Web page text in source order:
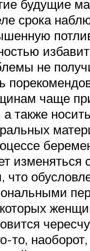
будущие
срока
не
чаще
также
изменяться
что
то,